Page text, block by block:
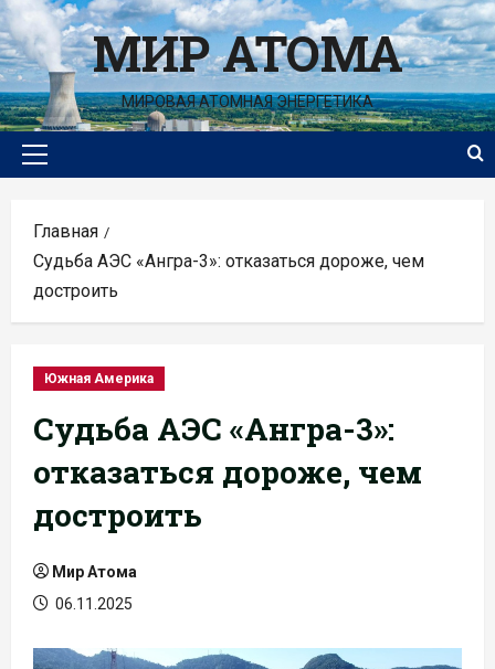
Перейти
к
содержимомуМИР АТОМА
МИРОВАЯ АТОМНАЯ ЭНЕРГЕТИКА
Основное
Главная
Судьба АЭС «Ангра-3»: отказаться дороже, чем
достроить
Южная Америка
Судьба АЭС «Ангра-3»:
отказаться дороже, чем
достроить
Мир Атома
06.11.2025